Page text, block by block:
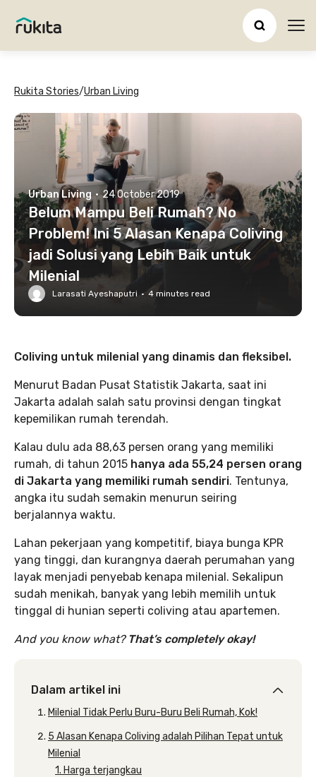
Rukita Stories/Urban Living
Urban Living · 24 October 2019
Belum Mampu Beli Rumah? No
Problem! Ini 5 Alasan Kenapa Coliving
jadi Solusi yang Lebih Baik untuk
Milenial
Larasati Ayeshaputri · 4 minutes read
Coliving untuk milenial yang dinamis dan fleksibel.
Menurut Badan Pusat Statistik Jakarta, saat ini
Jakarta adalah salah satu provinsi dengan tingkat
kepemilikan rumah terendah.
Kalau dulu ada 88,63 persen orang yang memiliki
rumah, di tahun 2015 hanya ada 55,24 persen orang
di Jakarta yang memiliki rumah sendiri. Tentunya,
angka itu sudah semakin menurun seiring
berjalannya waktu.
Lahan pekerjaan yang kompetitif, biaya bunga KPR
yang tinggi, dan kurangnya daerah perumahan yang
layak menjadi penyebab kenapa milenial. Sekalipun
sudah menikah, banyak yang lebih memilih untuk
tinggal di hunian seperti coliving atau apartemen.
And you know what? That’s completely okay!
Dalam artikel ini
Milenial Tidak Perlu Buru-Buru Beli Rumah, Kok!
5 Alasan Kenapa Coliving adalah Pilihan Tepat untuk
Milenial
1. Harga terjangkau